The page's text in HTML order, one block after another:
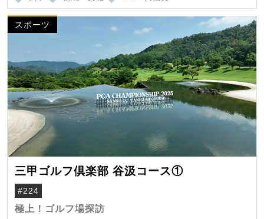
スポーツ
三甲ゴルフ倶楽部 谷汲コース①
#224
極上！ゴルフ場探訪